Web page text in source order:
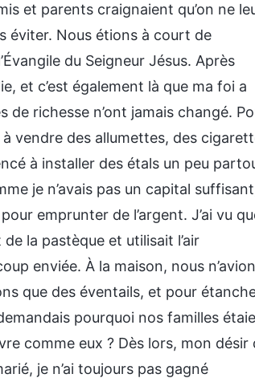
et parents craignaient qu’on ne
éviter. Nous étions à court de
du Seigneur Jésus. Après
et c’est également là que ma foi a
de richesse n’ont jamais changé.
à vendre des allumettes, des
à installer des étals un peu
je n’avais pas un capital
emprunter de l’argent. J’ai vu
la pastèque et utilisait l’air
enviée. À la maison, nous
que des éventails, et pour
pourquoi nos familles
comme eux ? Dès lors, mon désir
je n’ai toujours pas gagné